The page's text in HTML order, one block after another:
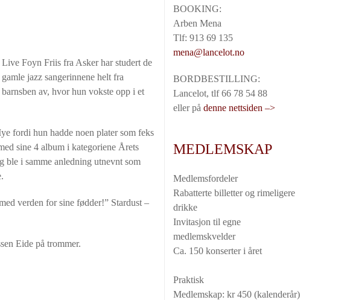
Live Foyn Friis fra Asker har studert de
gamle jazz sangerinnene helt fra
barnsben av, hvor hun vokste opp i et
fordi hun hadde noen plater som feks
sine 4 album i kategoriene Årets
i samme anledning utnevnt som
verden for sine fødder!” Stardust –
Eide på trommer.
BOOKING:
Arben Mena
Tlf: 913 69 135
mena@lancelot.no
BORDBESTILLING:
Lancelot, tlf 66 78 54 88
eller på denne nettsiden –>
MEDLEMSKAP
Medlemsfordeler
Rabatterte billetter og rimeligere
drikke
Invitasjon til egne
medlemskvelder
Ca. 150 konserter i året
Praktisk
Medlemskap: kr 450 (kalenderår)